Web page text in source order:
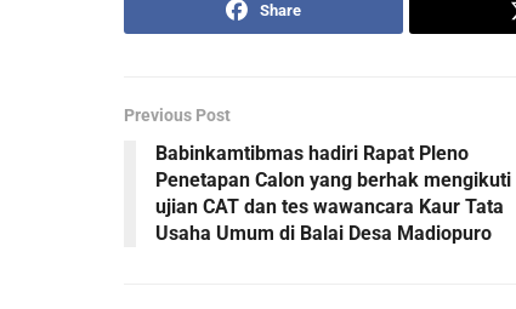
Share
Previous Post
Babinkamtibmas hadiri Rapat Pleno
Penetapan Calon yang berhak mengikuti
ujian CAT dan tes wawancara Kaur Tata
Usaha Umum di Balai Desa Madiopuro